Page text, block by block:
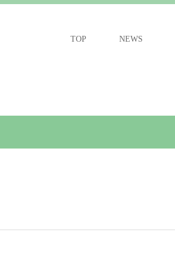
TOP NEWS